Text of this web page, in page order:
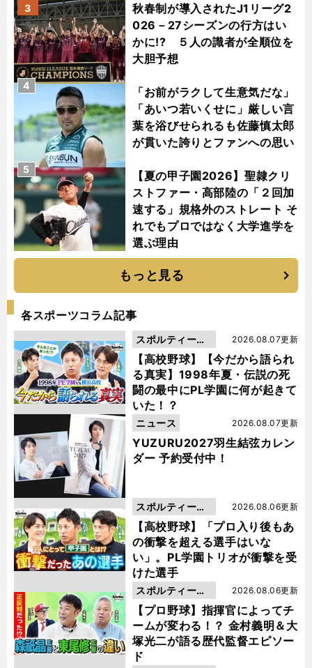
秋春制が導入されたJ1リーグ2
026－27シーズンの行方はい
かに!? ５人の識者が全順位を
大胆予想
3
「お前がラクして生意気だな」
「あいつ若いくせに」厳しい言
葉を浴びせられるも佐藤慎太郎
が貫いた誇りとファンへの思い
4
【夏の甲子園2026】聖隷クリ
ストファー・高部陸の「２回加
速する」規格外のストレート そ
れでもプロではなく大学進学を
選ぶ理由
5
もっと見る
各スポーツコラム記事
【高校野球】【今だから語られ
る真実】1998年夏・伝説の死
闘の最中にPL学園に何が起きて
いた！？
2026.08.07更新
スポルティーバ
動画
YUZURU2027羽生結弦カレン
ダー 予約受付中！
2026.08.07更新
ニュース
【高校野球】「プロ入り後もあ
の衝撃を超える選手はいな
い」。PL学園トリオが衝撃を受
けた選手
2026.08.06更新
スポルティーバ
動画
【プロ野球】指揮官によってチ
ームが変わる！？ 金村義明＆大
塚光二が語る歴代監督エピソー
ド
2026.08.06更新
スポルティーバ
動画